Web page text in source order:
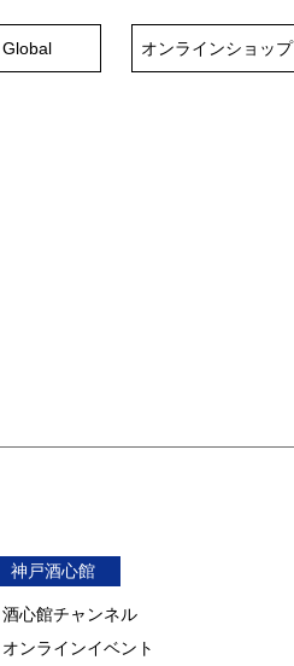
Global オンラインショップ
神戸酒心館
酒心館チャンネル
オンラインイベント